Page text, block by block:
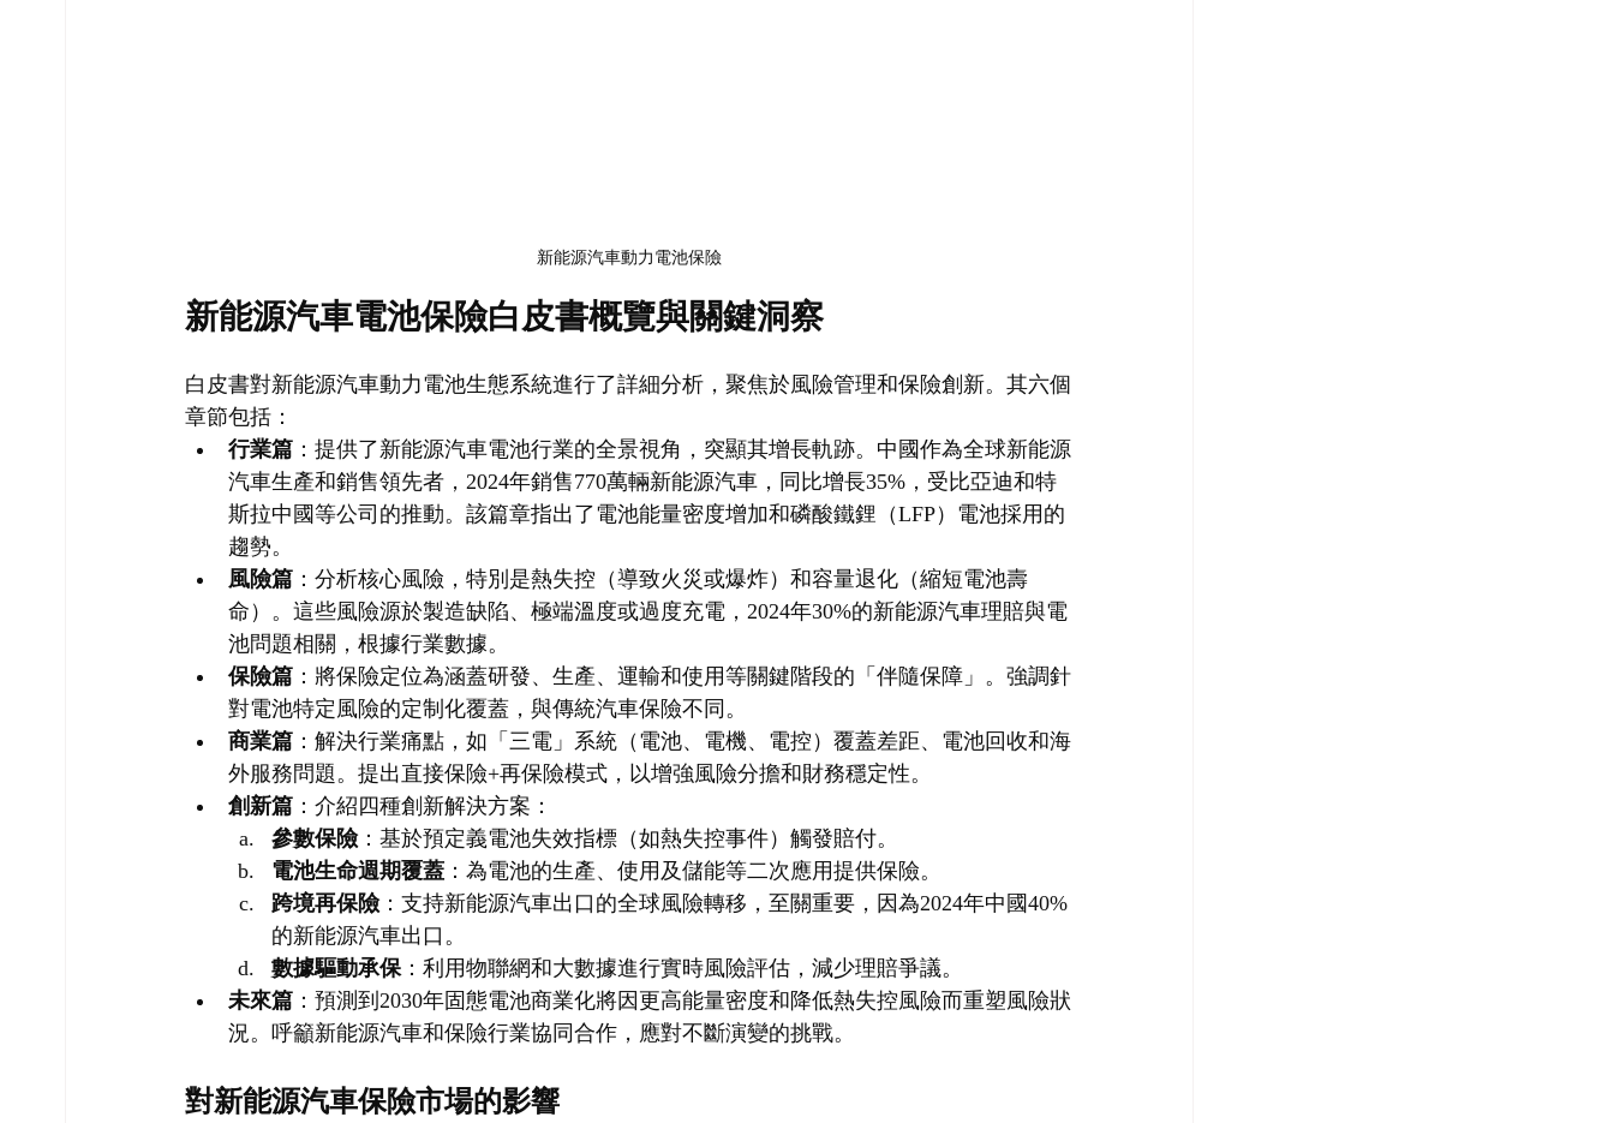
新能源汽車動力電池保險
新能源汽車電池保險白皮書概覽與關鍵洞察
白皮書對新能源汽車動力電池生態系統進行了詳細分析，聚焦於風險管理和保險創新。其六個
章節包括：
行業篇：提供了新能源汽車電池行業的全景視角，突顯其增長軌跡。中國作為全球新能源
汽車生產和銷售領先者，2024年銷售770萬輛新能源汽車，同比增長35%，受比亞迪和特
斯拉中國等公司的推動。該篇章指出了電池能量密度增加和磷酸鐵鋰（LFP）電池採用的
趨勢。
風險篇：分析核心風險，特別是熱失控（導致火災或爆炸）和容量退化（縮短電池壽
命）。這些風險源於製造缺陷、極端溫度或過度充電，2024年30%的新能源汽車理賠與電
池問題相關，根據行業數據。
保險篇：將保險定位為涵蓋研發、生產、運輸和使用等關鍵階段的「伴隨保障」。強調針
對電池特定風險的定制化覆蓋，與傳統汽車保險不同。
商業篇：解決行業痛點，如「三電」系統（電池、電機、電控）覆蓋差距、電池回收和海
外服務問題。提出直接保險+再保險模式，以增強風險分擔和財務穩定性。
創新篇：介紹四種創新解決方案：
參數保險：基於預定義電池失效指標（如熱失控事件）觸發賠付。
電池生命週期覆蓋：為電池的生產、使用及儲能等二次應用提供保險。
跨境再保險：支持新能源汽車出口的全球風險轉移，至關重要，因為2024年中國40%
的新能源汽車出口。
數據驅動承保：利用物聯網和大數據進行實時風險評估，減少理賠爭議。
未來篇：預測到2030年固態電池商業化將因更高能量密度和降低熱失控風險而重塑風險狀
況。呼籲新能源汽車和保險行業協同合作，應對不斷演變的挑戰。
對新能源汽車保險市場的影響